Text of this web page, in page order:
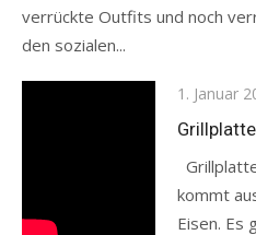
verrückte Outfits und noch
den sozialen...
Posted
on
1. Januar
kommt
Eisen. Es